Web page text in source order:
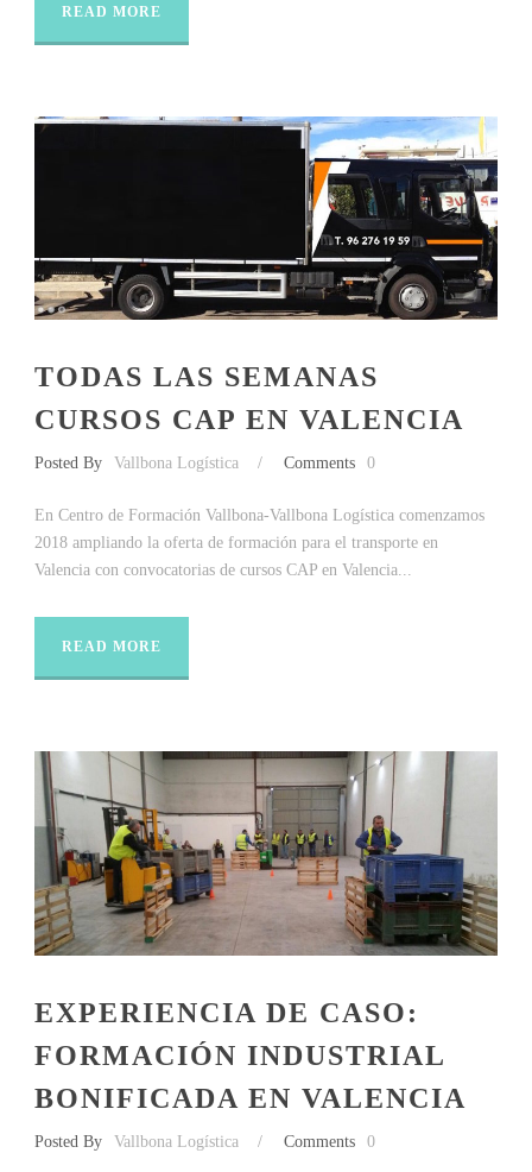
READ MORE
TODAS LAS SEMANAS
CURSOS CAP EN VALENCIA
Posted By Vallbona Logística / Comments 0
En Centro de Formación Vallbona-Vallbona Logística comenzamos
2018 ampliando la oferta de formación para el transporte en
Valencia con convocatorias de cursos CAP en Valencia...
READ MORE
EXPERIENCIA DE CASO:
FORMACIÓN INDUSTRIAL
BONIFICADA EN VALENCIA
Posted By Vallbona Logística / Comments 0